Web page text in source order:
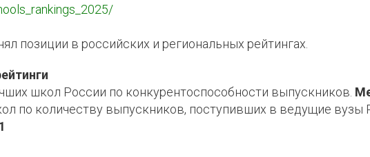
позиции в российских и региональных рейтингах.
школ России по конкурентоспособности выпускников.
по количеству выпускников, поступивших в ведущие вузы